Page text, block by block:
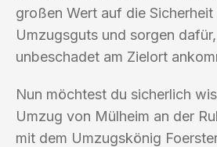
großen Wert auf die Sicherheit
Umzugsguts und sorgen
unbeschadet am Zielort
Nun möchtest du sicherlich
Umzug von Mülheim an der
mit dem Umzugskönig